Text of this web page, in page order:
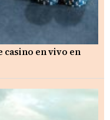
casino en vivo en